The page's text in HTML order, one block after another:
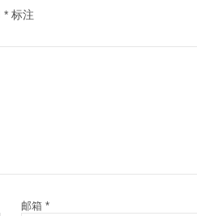
* 标注
邮箱 *